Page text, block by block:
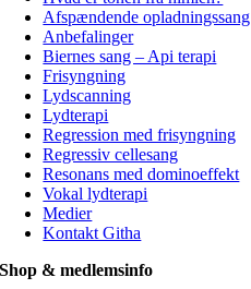
Afspændende opladningssang
Anbefalinger
Biernes sang – Api terapi
Frisyngning
Lydscanning
Lydterapi
Regression med frisyngning
Regressiv cellesang
Resonans med dominoeffekt
Vokal lydterapi
Medier
Kontakt Githa
Shop & medlemsinfo